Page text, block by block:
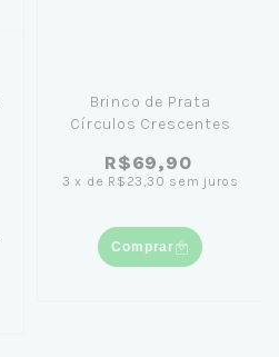
Brinco de Prata
Círculos Crescentes
R$69,90
3 x de R$23,30 sem juros
Comprar